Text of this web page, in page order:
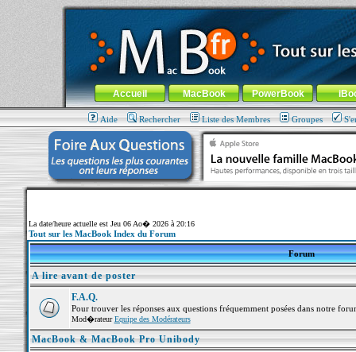
MacBook-fr.com : 100% Apple... 100% nomade !
Aller au contenu-Aller au menu général-Aller au menu de
Menu général
Accueil MacBook PowerBook
Aide Rechercher Liste des Membres Groupes
La date/heure actuelle est Jeu 06 Ao� 2026 à 20:16
Tout sur les MacBook Index du Forum
Forum
A lire avant de poster
F.A.Q.
Pour trouver les réponses aux questions fréquemment posées dans notre
Mod�rateurEquipe des Modérateurs
MacBook & MacBook Pro Unibody